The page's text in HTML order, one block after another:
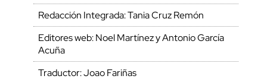
Redacción Integrada: Tania Cruz Remón
Editores web: Noel Martínez y Antonio García
Acuña
Traductor: Joao Fariñas